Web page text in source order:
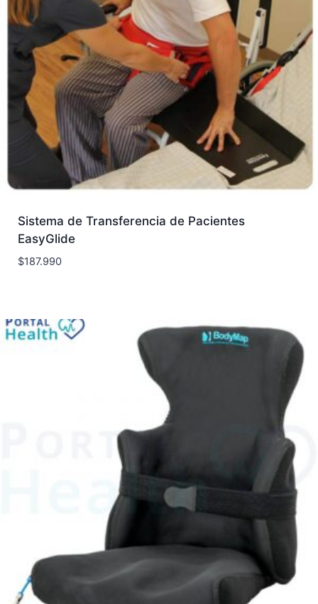
Sistema de Transferencia de Pacientes
EasyGlide
$187.990